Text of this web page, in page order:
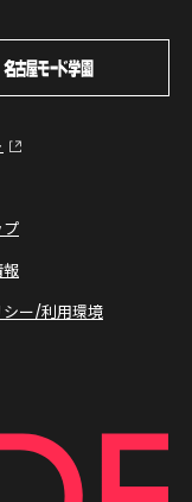
プ
シー/利用環境